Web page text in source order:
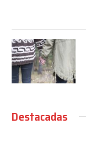
Destacadas